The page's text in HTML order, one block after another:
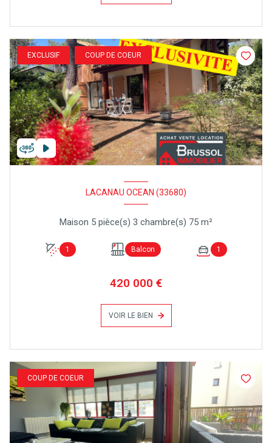
EXCLUSIF COUP DE COEUR
LACANAU OCEAN (33680)
Maison 5 pièce(s) 3 chambre(s) 75 m²
1 Balcon 1
420 000 €
VOIR LE BIEN
COUP DE COEUR